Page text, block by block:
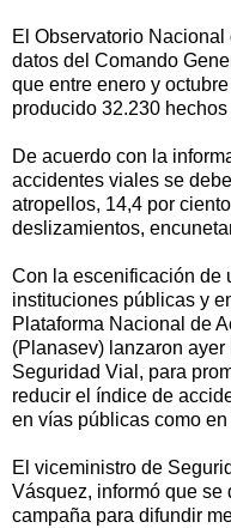
El Observatorio
datos del Comando
que entre enero y
producido 32.230
De acuerdo con la
accidentes viales se
atropellos, 14,4 por
deslizamientos,
Con la escenificación de
instituciones públicas y
Plataforma Nacional de
(Planasev) lanzaron
Seguridad Vial, para
reducir el índice de
en vías públicas como en
El viceministro de
Vásquez, informó que se
campaña para difundir